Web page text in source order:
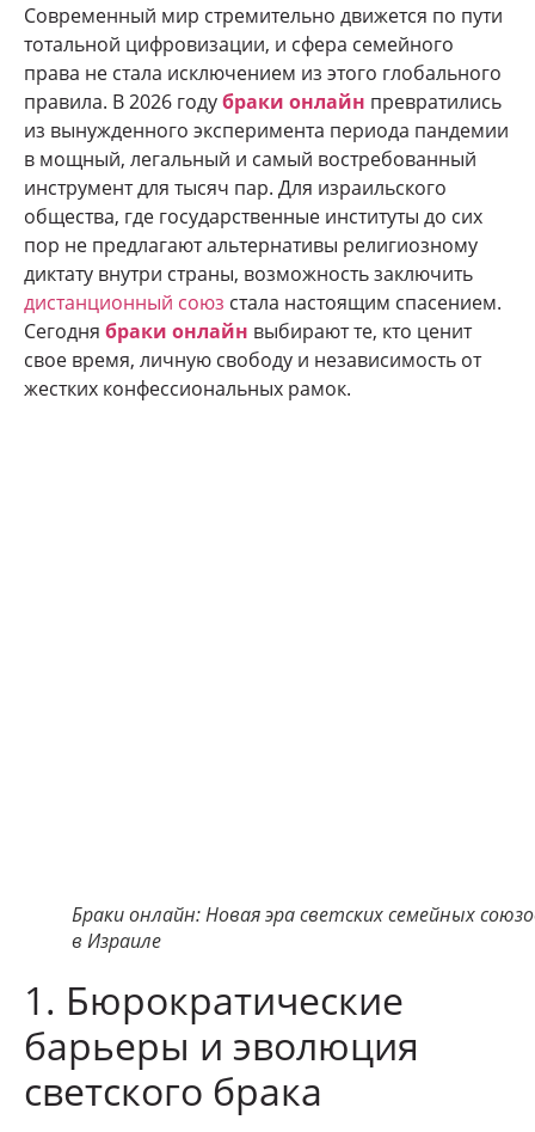
Современный мир стремительно движется по пути
тотальной цифровизации, и сфера семейного
права не стала исключением из этого глобального
правила. В 2026 годубраки онлайн превратились
из вынужденного эксперимента периода пандемии
в мощный, легальный и самый востребованный
инструмент для тысяч пар. Для израильского
общества, где государственные институты до сих
пор не предлагают альтернативы религиозному
диктату внутри страны, возможность заключить
дистанционный союз стала настоящим спасением.
Сегодня браки онлайн выбирают те, кто ценит
свое время, личную свободу и независимость от
жестких конфессиональных рамок.
Браки онлайн: Новая эра светских семейных
в Израиле
1. Бюрократические
барьеры и эволюция
светского брака